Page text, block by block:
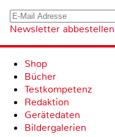
Newsletter abbestellen
Shop
Bücher
Testkompetenz
Redaktion
Gerätedaten
Bildergalerien